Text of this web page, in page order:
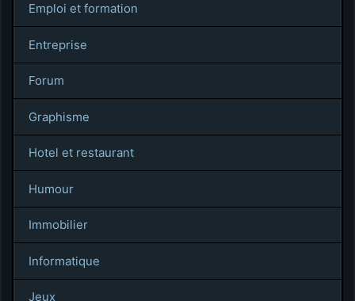
Emploi et formation
Entreprise
Forum
Graphisme
Hotel et restaurant
Humour
Immobilier
Informatique
Jeux